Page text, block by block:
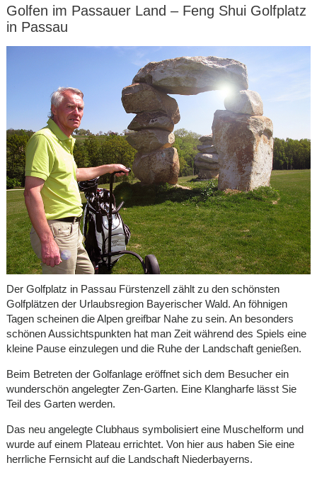
Golfen im Passauer Land – Feng Shui Golfplatz
in Passau
Der Golfplatz in Passau Fürstenzell zählt zu den schönsten
Golfplätzen der Urlaubsregion Bayerischer Wald. An föhnigen
Tagen scheinen die Alpen greifbar Nahe zu sein. An besonders
schönen Aussichtspunkten hat man Zeit während des Spiels eine
kleine Pause einzulegen und die Ruhe der Landschaft genießen.
Beim Betreten der Golfanlage eröffnet sich dem Besucher ein
wunderschön angelegter Zen-Garten. Eine Klangharfe lässt Sie
Teil des Garten werden.
Das neu angelegte Clubhaus symbolisiert eine Muschelform und
wurde auf einem Plateau errichtet. Von hier aus haben Sie eine
herrliche Fernsicht auf die Landschaft Niederbayerns.